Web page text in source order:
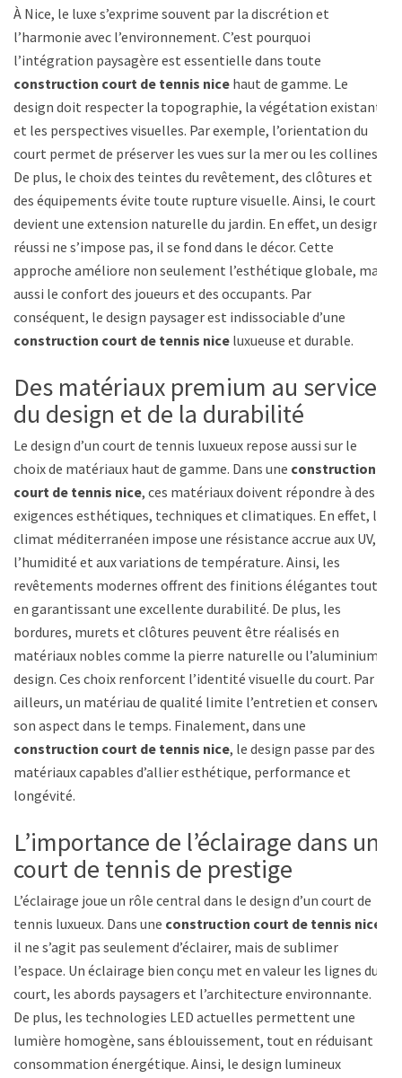
À Nice, le luxe s’exprime souvent par la discrétion et
l’harmonie avec l’environnement. C’est pourquoi
l’intégration paysagère est essentielle dans toute
construction court de tennis nice haut de gamme. Le
design doit respecter la topographie, la végétation existante
et les perspectives visuelles. Par exemple, l’orientation du
court permet de préserver les vues sur la mer ou les collines.
De plus, le choix des teintes du revêtement, des clôtures et
des équipements évite toute rupture visuelle. Ainsi, le court
devient une extension naturelle du jardin. En effet, un design
réussi ne s’impose pas, il se fond dans le décor. Cette
approche améliore non seulement l’esthétique globale, mais
aussi le confort des joueurs et des occupants. Par
conséquent, le design paysager est indissociable d’une
construction court de tennis nice luxueuse et durable.
Des matériaux premium au service
du design et de la durabilité
Le design d’un court de tennis luxueux repose aussi sur le
choix de matériaux haut de gamme. Dans une construction
court de tennis nice, ces matériaux doivent répondre à des
exigences esthétiques, techniques et climatiques. En effet, le
climat méditerranéen impose une résistance accrue aux UV, à
l’humidité et aux variations de température. Ainsi, les
revêtements modernes offrent des finitions élégantes tout
en garantissant une excellente durabilité. De plus, les
bordures, murets et clôtures peuvent être réalisés en
matériaux nobles comme la pierre naturelle ou l’aluminium
design. Ces choix renforcent l’identité visuelle du court. Par
ailleurs, un matériau de qualité limite l’entretien et conserve
son aspect dans le temps. Finalement, dans une
construction court de tennis nice, le design passe par des
matériaux capables d’allier esthétique, performance et
longévité.
L’importance de l’éclairage dans un
court de tennis de prestige
L’éclairage joue un rôle central dans le design d’un court de
tennis luxueux. Dans une construction court de tennis nice
il ne s’agit pas seulement d’éclairer, mais de sublimer
l’espace. Un éclairage bien conçu met en valeur les lignes du
court, les abords paysagers et l’architecture environnante.
De plus, les technologies LED actuelles permettent une
lumière homogène, sans éblouissement, tout en réduisant la
consommation énergétique. Ainsi, le design lumineux